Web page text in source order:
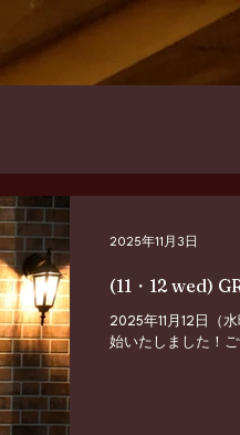
(11・12 wed)
2025年11月12日（
始いたしました！
2025年11月3日